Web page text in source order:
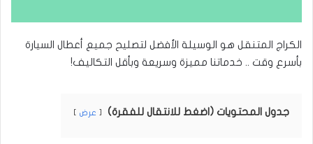
الكراج المتنقل هو الوسيلة الأفضل لتصليح جميع أعطال السيارة
بأسرع وقت .. خدماتنا مميزة وسريعة وبأقل التكاليف!
جدول المحتويات (اضغط للانتقال للفقرة) عرض